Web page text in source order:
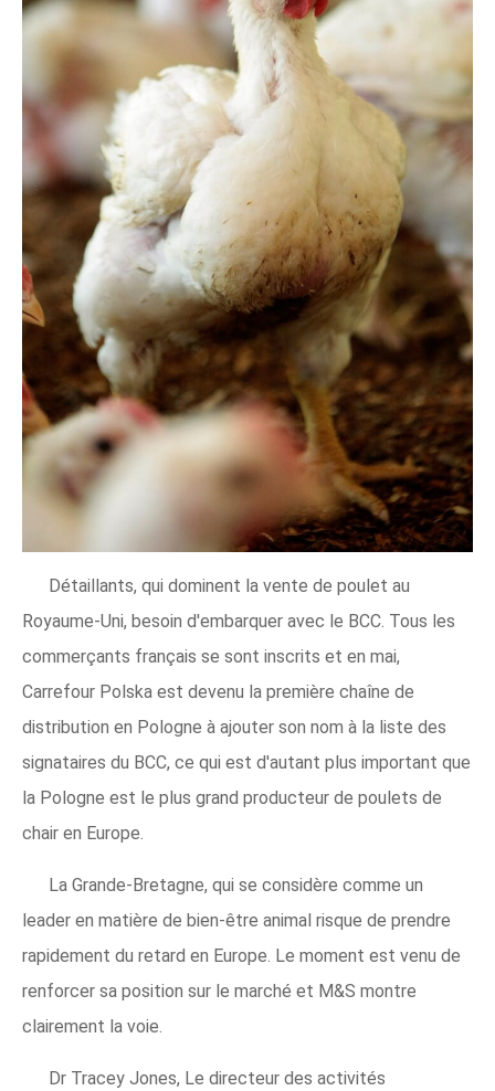
Détaillants, qui dominent la vente de poulet au
Royaume-Uni, besoin d'embarquer avec le BCC. Tous les
commerçants français se sont inscrits et en mai,
Carrefour Polska est devenu la première chaîne de
distribution en Pologne à ajouter son nom à la liste des
signataires du BCC, ce qui est d'autant plus important que
la Pologne est le plus grand producteur de poulets de
chair en Europe.
La Grande-Bretagne, qui se considère comme un
leader en matière de bien-être animal risque de prendre
rapidement du retard en Europe. Le moment est venu de
renforcer sa position sur le marché et M&S ​​montre
clairement la voie.
Dr Tracey Jones, Le directeur des activités